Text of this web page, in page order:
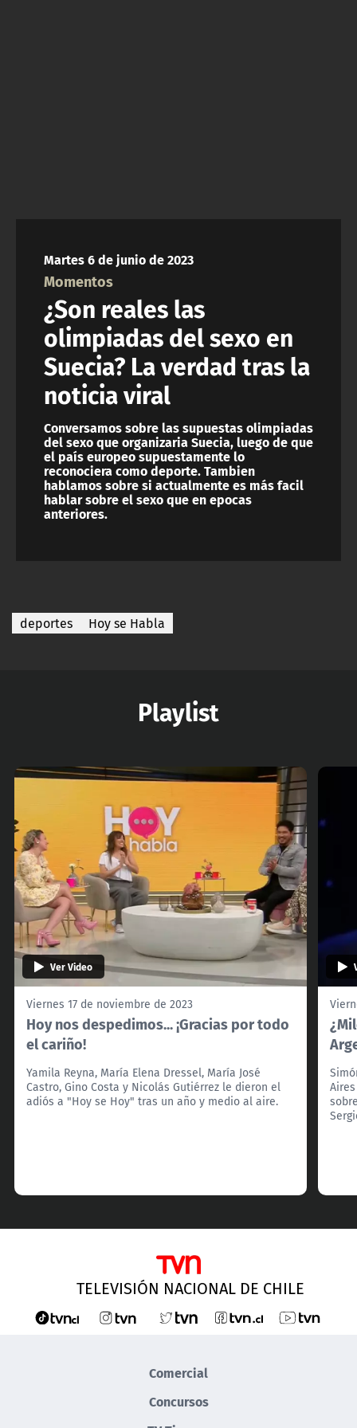
Martes 6 de junio de 2023
Momentos
¿Son reales las
olimpiadas del sexo en
Suecia? La verdad tras la
noticia viral
Conversamos sobre las supuestas olimpiadas
del sexo que organizaria Suecia, luego de que
el país europeo supuestamente lo
reconociera como deporte. Tambien
hablamos sobre si actualmente es más facil
hablar sobre el sexo que en epocas
anteriores.
deportes Hoy se Habla
Playlist
Ver Video
Viernes 17 de noviembre de 2023
Hoy nos despedimos... ¡Gracias por todo
el cariño!
Yamila Reyna, María Elena Dressel, María José
Castro, Gino Costa y Nicolás Gutiérrez le dieron el
adiós a "Hoy se Hoy" tras un año y medio al aire.
TELEVISIÓN NACIONAL DE CHILE
Comercial
Concursos